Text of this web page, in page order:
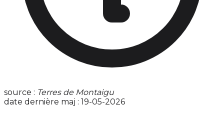
source : Terres de Montaigu
date dernière maj : 19-05-2026